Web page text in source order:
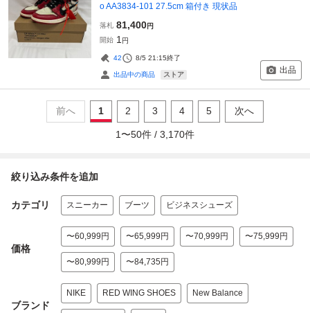
o AA3834-101 27.5cm 箱付き 現状品
落札 81,400円
開始 1 円
42 8/5 21:15終了
出品中の商品 ストア 出品
前へ 1 2 3 4 5 次へ
1 〜50件 / 3,170件
絞り込み条件を追加
カテゴリ スニーカー ブーツ ビジネスシューズ
価格
〜60,999円 〜65,999円 〜70,999円 〜75,999円
〜80,999円 〜84,735円
ブランド
NIKE RED WING SHOES New Balance